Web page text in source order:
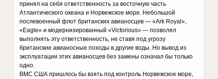
принял на себя ответственность за восточную часть
Атлантического океана и Норвежское море. Небольшой
послевоенный флот британских авианосцев — «Ark Royal»,
«Eagle» и модернизированный «Victorious» — позволял
выполнять эту ответственность, не ставя под угрозу
британские авианосные походы в другие воды. Но вывод из
эксплуатации этих авианосцев без замены означал бы только
одно.
ВМС США пришлось бы взять под контроль Норвежское море,